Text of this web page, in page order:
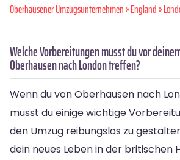
Oberhausener Umzugsunternehmen»England»
Welche Vorbereitungen musst du vor
Oberhausen nach London treffen?
Wenn du von Oberhausen nach
musst du einige wichtige
den Umzug reibungslos zu
dein neues Leben in der britischen